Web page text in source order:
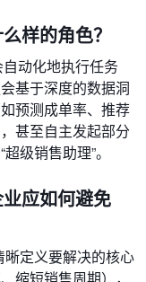
样的角色？
自动化地执行任务
基于深度的数据洞
预测成单率、推荐
甚至自主发起部分
级销售助理”。
应如何避免
定义要解决的核心